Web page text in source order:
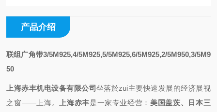
产品介绍
联组广角带3/5M925,4/5M925,5/5M925,6/5M925,2/5M950,3/5M9
50
上海赤丰机电设备有限公司坐落於zui主要快速发展的经济展视
之 窗——上海。 上海赤丰是一家专业经营 ： 美国盖茨、日本三